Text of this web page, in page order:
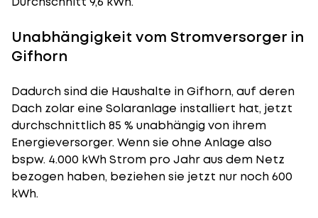
Unabhängigkeit vom Stromversorger in
Gifhorn
Dadurch sind die Haushalte in Gifhorn, auf deren
Dach zolar eine Solaranlage installiert hat, jetzt
durchschnittlich 85 % unabhängig von ihrem
Energieversorger. Wenn sie ohne Anlage also
bspw. 4.000 kWh Strom pro Jahr aus dem Netz
bezogen haben, beziehen sie jetzt nur noch 600
kWh.